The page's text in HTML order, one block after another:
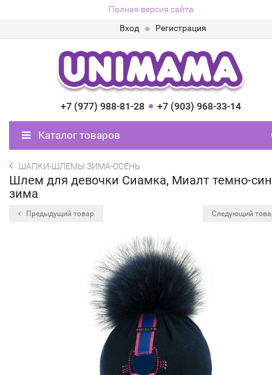
Полная версия сайта
Вход
Регистрация
+7 (977) 988-81-28 +7 (903) 968-33-14
Каталог товаров
ШАПКИ-ШЛЕМЫ ЗИМА-ОСЕНЬ
Шлем для девочки Сиамка, Миалт темно-
зима
Предыдущий товар Следующий